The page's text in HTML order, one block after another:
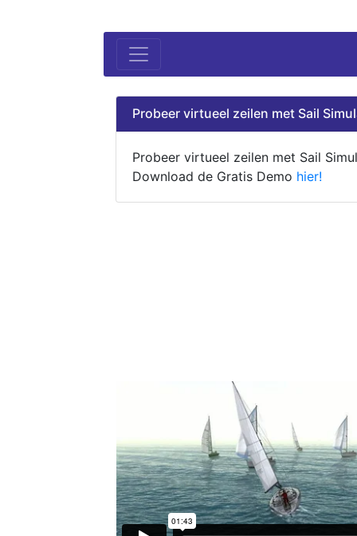
Probeer virtueel zeilen met Sail
Probeer virtueel zeilen met Sail
Download de Gratis Demo hier!